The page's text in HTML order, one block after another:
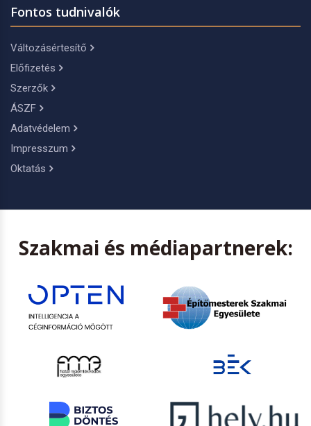
Fontos tudnivalók
Változásértesítő
Előfizetés
Szerzők
ÁSZF
Adatvédelem
Impresszum
Oktatás
Szakmai és médiapartnerek: